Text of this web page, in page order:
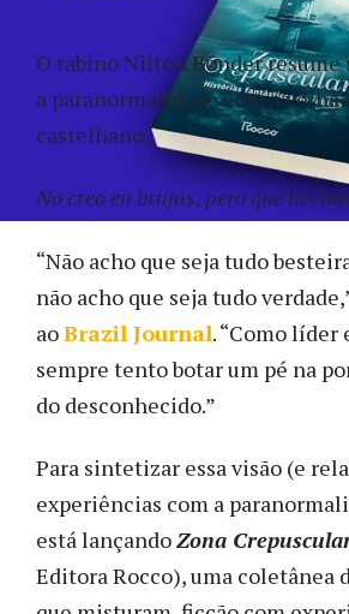
O rabino Nilton Bonder resume
a paranormalidade com a velha
castelhano.
No creo en brujas, pero que las
“Não acho que seja tudo
não acho que seja tudo
aoBrazil Journal. “Como
sempre tento botar um pé na
do desconhecido.”
Para sintetizar essa visão (e
experiências com a
está lançandoZona
Editora Rocco), uma coletânea